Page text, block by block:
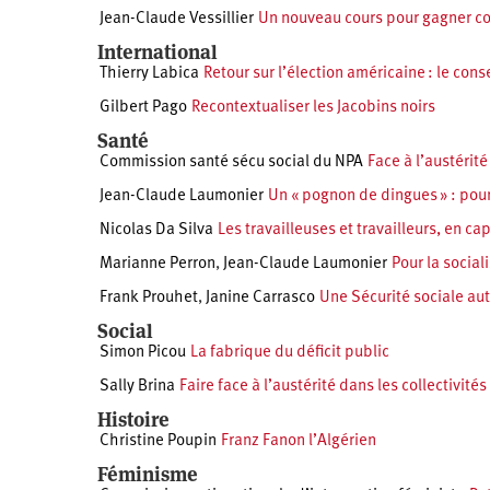
Jean-Claude Vessillier Un nouveau cours pour gagner
International
Thierry Labica Retour sur l’élection américaine : le
Gilbert Pago Recontextualiser les Jacobins noirs
Santé
Commission santé sécu social du NPA Face à
Jean-Claude Laumonier Un « pognon de dingues » :
Nicolas Da Silva Les travailleuses et travailleurs, en
Marianne Perron, Jean-Claude Laumonier Pour la
Frank Prouhet, Janine Carrasco Une Sécurité sociale
Social
Simon Picou La fabrique du déficit public
Sally Brina Faire face à l’austérité dans les collectivités
Histoire
Christine Poupin Franz Fanon l’Algérien
Féminisme